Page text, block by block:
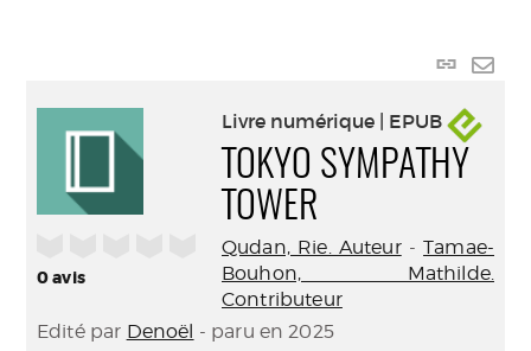
Lien
0avis
Livre numérique | EPUB
TOKYO SYMPATHY
TOWER
Qudan, Rie. Auteur-Tamae-
Bouhon, Mathilde.
Contributeur
Edité par Denoël - paru en 2025